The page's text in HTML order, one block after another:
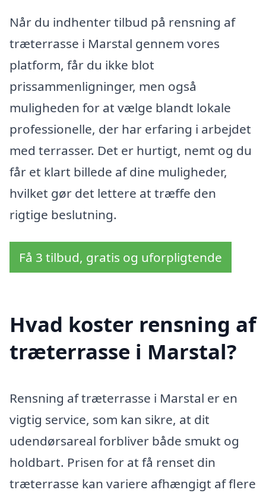
Når du indhenter tilbud på rensning af
træterrasse i Marstal gennem vores
platform, får du ikke blot
prissammenligninger, men også
muligheden for at vælge blandt lokale
professionelle, der har erfaring i arbejdet
med terrasser. Det er hurtigt, nemt og du
får et klart billede af dine muligheder,
hvilket gør det lettere at træffe den
rigtige beslutning.
Få 3 tilbud, gratis og uforpligtende
Hvad koster rensning af
træterrasse i Marstal?
Rensning af træterrasse i Marstal er en
vigtig service, som kan sikre, at dit
udendørsareal forbliver både smukt og
holdbart. Prisen for at få renset din
træterrasse kan variere afhængigt af flere